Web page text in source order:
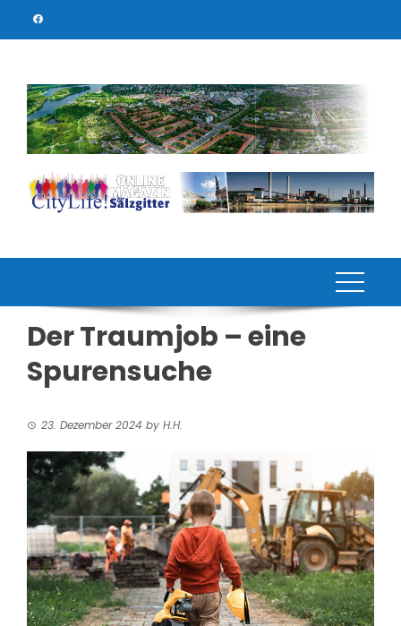
Der Traumjob – eine
Spurensuche
23. Dezember 2024 by H.H.